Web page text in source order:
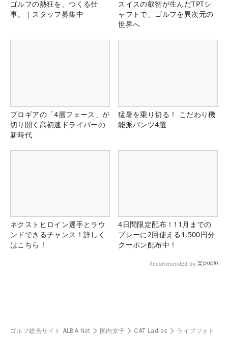
ゴルフの熱狂を、つくる仕
事。｜スタッフ募集中
スイスの叡智が生んだTPTシ
ャフトで、ゴルフを異次元の
世界へ
プロギアの「4層フェース」が
切り開く高初速ドライバーの
新時代
猛暑を乗り切る！ こだわり機
能派パンツ4選
ネクストヒロイン選手とラウ
ンドできるチャンス！詳しく
はこちら！
4日間限定配布！11月までの
プレーに2回使える1,500円分
クーポン配布中！
Recommended by
ゴルフ総合サイト ALBA Net 国内女子 CAT Ladies ライブフォト